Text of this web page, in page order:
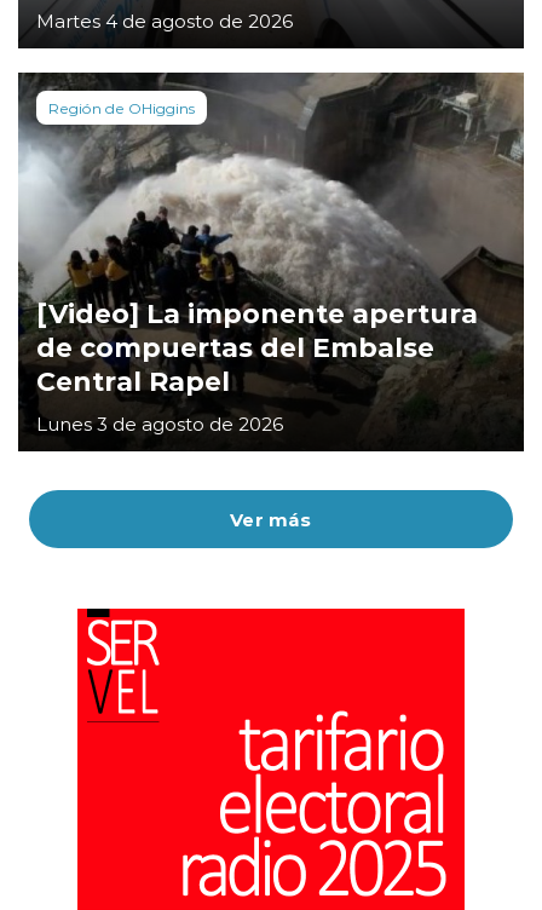
Ver más
Martes 4 de agosto de 2026
Región de OHiggins
[Video] La imponente apertura
de compuertas del Embalse
Central Rapel
Lunes 3 de agosto de 2026